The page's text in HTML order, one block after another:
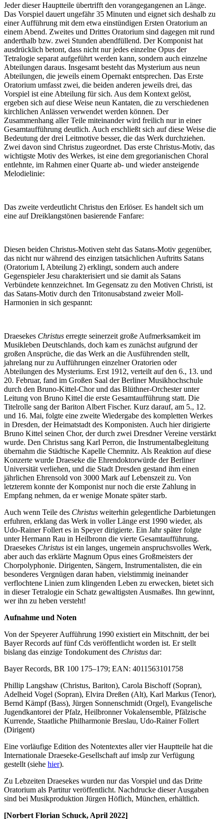
Jeder dieser Hauptteile übertrifft den vorangegangenen an Länge.
Das Vorspiel dauert ungefähr 35 Minuten und eignet sich deshalb zu
einer Aufführung mit dem etwa einstündigen Ersten Oratorium an
einem Abend. Zweites und Drittes Oratorium sind dagegen mit rund
anderthalb bzw. zwei Stunden abendfüllend. Der Komponist hat
ausdrücklich betont, dass nicht nur jedes einzelne Opus der
Tetralogie separat aufgeführt werden kann, sondern auch einzelne
Abteilungen daraus. Insgesamt besteht das Mysterium aus neun
Abteilungen, die jeweils einem Opernakt entsprechen. Das Erste
Oratorium umfasst zwei, die beiden anderen jeweils drei, das
Vorspiel ist eine Abteilung für sich. Aus dem Kontext gelöst,
ergeben sich auf diese Weise neun Kantaten, die zu verschiedenen
kirchlichen Anlässen verwendet werden können. Der
Zusammenhang aller Teile miteinander wird freilich nur in einer
Gesamtaufführung deutlich. Auch erschließt sich auf diese Weise die
Bedeutung der drei Leitmotive besser, die das Werk durchziehen.
Zwei davon sind Christus zugeordnet. Das erste Christus-Motiv, das
wichtigste Motiv des Werkes, ist eine dem gregorianischen Choral
entlehnte, im Rahmen einer Quarte ab- und wieder ansteigende
Melodielinie:
Das zweite verdeutlicht Christus den Erlöser. Es handelt sich um
eine auf Dreiklangstönen basierende Fanfare:
Diesen beiden Christus-Motiven steht das Satans-Motiv gegenüber,
das nicht nur während des einzigen tatsächlichen Auftritts Satans
(Oratorium I, Abteilung 2) erklingt, sondern auch andere
Gegenspieler Jesu charakterisiert und sie damit als Satans
Verbündete kennzeichnet. Im Gegensatz zu den Motiven Christi, ist
das Satans-Motiv durch den Tritonusabstand zweier Moll-
Harmonien in sich gespannt:
Draesekes Christus erregte seinerzeit große Aufmerksamkeit im
Musikleben Deutschlands, doch kam es zunächst aufgrund der
großen Ansprüche, die das Werk an die Ausführenden stellt,
jahrelang nur zu Aufführungen einzelner Oratorien oder
Abteilungen des Mysteriums. Erst 1912, verteilt auf den 6., 13. und
20. Februar, fand im Großen Saal der Berliner Musikhochschule
durch den Bruno-Kittel-Chor und das Blüthner-Orchester unter
Leitung von Bruno Kittel die erste Gesamtaufführung statt. Die
Titelrolle sang der Bariton Albert Fischer. Kurz darauf, am 5., 12.
und 16. Mai, folgte eine zweite Wiedergabe des kompletten Werkes
in Dresden, der Heimatstadt des Komponisten. Auch hier dirigierte
Bruno Kittel seinen Chor, der durch zwei Dresdner Vereine verstärkt
wurde. Den Christus sang Karl Perron, die Instrumentalbegleitung
übernahm die Städtische Kapelle Chemnitz. Als Reaktion auf diese
Konzerte wurde Draeseke die Ehrendoktorwürde der Berliner
Universität verliehen, und die Stadt Dresden gestand ihm einen
jährlichen Ehrensold von 3000 Mark auf Lebenszeit zu. Von
letzterem konnte der Komponist nur noch die erste Zahlung in
Empfang nehmen, da er wenige Monate später starb.
Auch wenn Teile des Christus weiterhin gelegentliche Darbietungen
erfuhren, erklang das Werk in voller Länge erst 1990 wieder, als
Udo-Rainer Follert es in Speyer dirigierte. Ein Jahr später folgte
unter Hermann Rau in Heilbronn die vierte Gesamtaufführung.
Draesekes Christus ist ein langes, ungemein anspruchsvolles Werk,
aber auch das erklärte Magnum Opus eines Großmeisters der
Chorpolyphonie. Dirigenten, Sängern, Instrumentalisten, die ein
besonderes Vergnügen daran haben, vielstimmig ineinander
verflochtene Linien zum klingenden Leben zu erwecken, bietet sich
in dieser Tetralogie ein Schatz gewaltigsten Ausmaßes. Ihn gewinnt,
wer ihn zu heben versteht!
Aufnahme und Noten
Von der Speyerer Aufführung 1990 existiert ein Mitschnitt, der bei
Bayer Records auf fünf Cds veröffentlicht worden ist. Er stellt
bislang das einzige Tondokument des Christus dar:
Bayer Records, BR 100 175–179; EAN: 4011563101758
Phillip Langshaw (Christus, Bariton), Carola Bischoff (Sopran),
Adelheid Vogel (Sopran), Elvira Dreßen (Alt), Karl Markus (Tenor),
Bernd Kämpf (Bass), Jürgen Sonnenschmidt (Orgel), Evangelische
Jugendkantorei der Pfalz, Heilbronner Vokalensemble, Pfälzische
Kurrende, Staatliche Philharmonie Breslau, Udo-Rainer Follert
(Dirigent)
Eine vorläufige Edition des Notentextes aller vier Hauptteile hat die
Internationale Draeseke-Gesellschaft auf imslp zur Verfügung
gestellt (siehe hier).
Zu Lebzeiten Draesekes wurden nur das Vorspiel und das Dritte
Oratorium als Partitur veröffentlicht. Nachdrucke dieser Ausgaben
sind bei Musikproduktion Jürgen Höflich, München, erhältlich.
[Norbert Florian Schuck, April 2022]